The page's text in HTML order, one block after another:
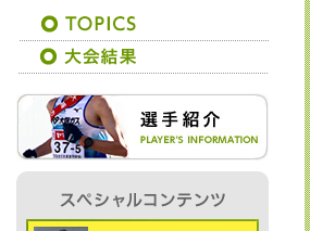
技術開発
サステナビリティ